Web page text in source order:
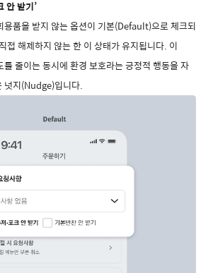
안 받기’
용품을 받지 않는 옵션이 기본(Default)으로 체크되
접 해제하지 않는 한 이 상태가 유지됩니다. 이
줄이는 동시에 환경 보호라는 긍정적 행동을 자
넛지(Nudge)입니다.